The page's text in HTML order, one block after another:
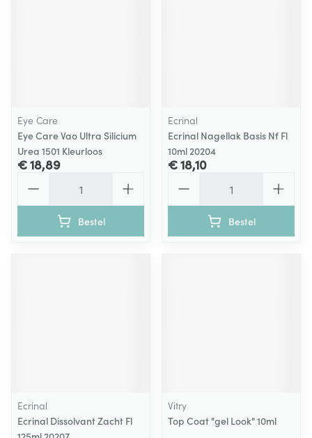
Eye Care
Eye Care Vao Ultra Silicium
Urea 1501 Kleurloos
€ 18,89
Bestel
Ecrinal
Ecrinal Nagellak Basis Nf Fl
10ml 20204
€ 18,10
Bestel
Ecrinal
Ecrinal Dissolvant Zacht Fl
Vitry
Top Coat "gel Look" 10ml